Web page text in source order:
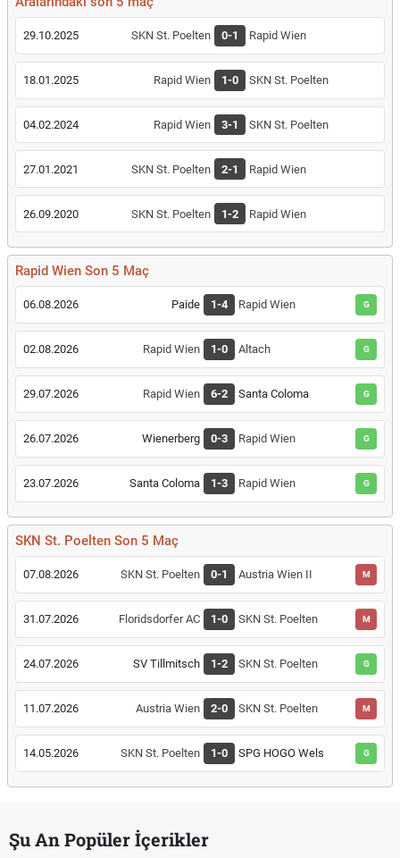
29.10.2025 SKN St. Poelten 0-1 Rapid Wien
18.01.2025 Rapid Wien 1-0 SKN St. Poelten
04.02.2024 Rapid Wien 3-1 SKN St. Poelten
27.01.2021 SKN St. Poelten 2-1 Rapid Wien
26.09.2020 SKN St. Poelten 1-2 Rapid Wien
Rapid Wien Son 5 Maç
06.08.2026 Paide 1-4 Rapid Wien G
02.08.2026 Rapid Wien 1-0 Altach G
29.07.2026 Rapid Wien 6-2 Santa Coloma G
26.07.2026 Wienerberg 0-3 Rapid Wien G
23.07.2026 Santa Coloma 1-3 Rapid Wien G
SKN St. Poelten Son 5 Maç
07.08.2026 SKN St. Poelten 0-1 Austria Wien II M
31.07.2026 Floridsdorfer AC 1-0 SKN St. Poelten M
24.07.2026 SV Tillmitsch 1-2 SKN St. Poelten G
11.07.2026 Austria Wien 2-0 SKN St. Poelten M
14.05.2026 SKN St. Poelten 1-0 SPG HOGO Wels G
Şu An Popüler İçerikler